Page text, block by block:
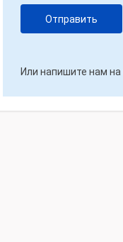
Или напишите нам на